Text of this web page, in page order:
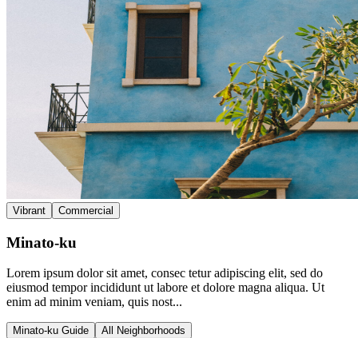
Vibrant Commercial
Minato-ku
Lorem ipsum dolor sit amet, consec tetur adipiscing elit, sed do
eiusmod tempor incididunt ut labore et dolore magna aliqua. Ut
enim ad minim veniam, quis nost...
Minato-ku Guide All Neighborhoods